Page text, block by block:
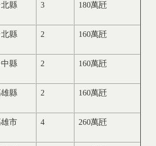
縣 3 180萬瓩
縣 2 160萬瓩
縣 2 160萬瓩
縣 2 160萬瓩
市 4 260萬瓩